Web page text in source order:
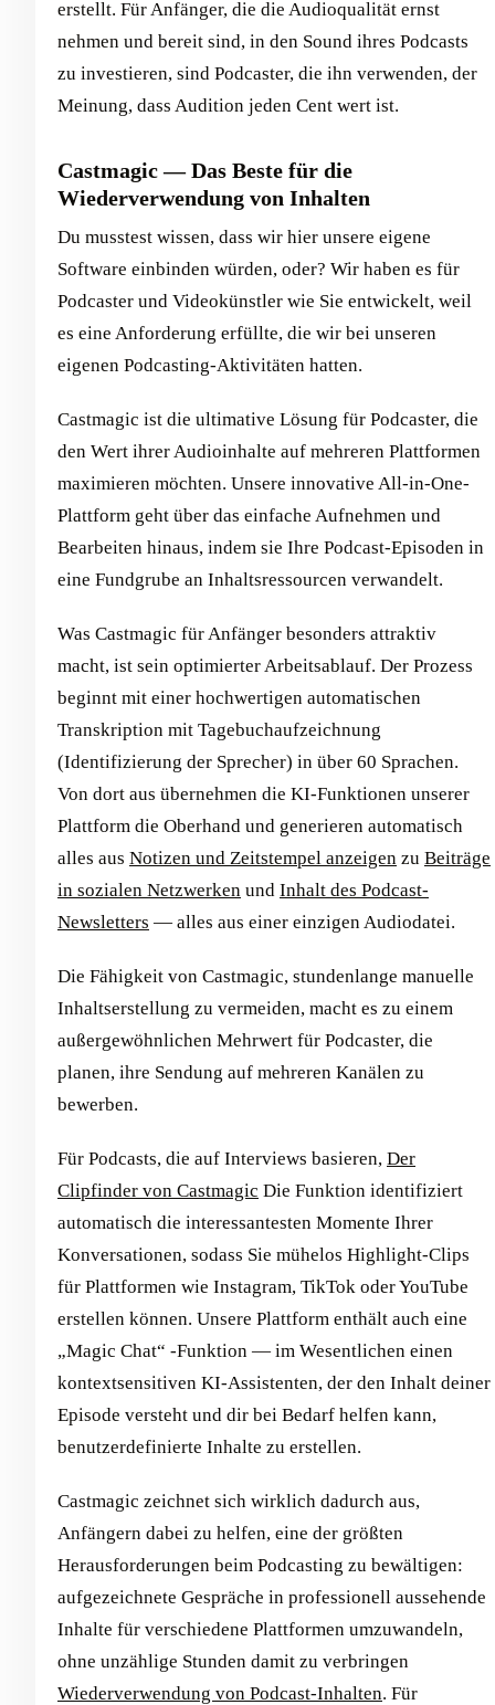
erstellt. Für Anfänger, die die Audioqualität ernst
nehmen und bereit sind, in den Sound ihres Podcasts
zu investieren, sind Podcaster, die ihn verwenden, der
Meinung, dass Audition jeden Cent wert ist.
Castmagic — Das Beste für die
Wiederverwendung von Inhalten
Du musstest wissen, dass wir hier unsere eigene
Software einbinden würden, oder? Wir haben es für
Podcaster und Videokünstler wie Sie entwickelt, weil
es eine Anforderung erfüllte, die wir bei unseren
eigenen Podcasting-Aktivitäten hatten.
Castmagic ist die ultimative Lösung für Podcaster, die
den Wert ihrer Audioinhalte auf mehreren Plattformen
maximieren möchten. Unsere innovative All-in-One-
Plattform geht über das einfache Aufnehmen und
Bearbeiten hinaus, indem sie Ihre Podcast-Episoden in
eine Fundgrube an Inhaltsressourcen verwandelt.
Was Castmagic für Anfänger besonders attraktiv
macht, ist sein optimierter Arbeitsablauf. Der Prozess
beginnt mit einer hochwertigen automatischen
Transkription mit Tagebuchaufzeichnung
(Identifizierung der Sprecher) in über 60 Sprachen.
Von dort aus übernehmen die KI-Funktionen unserer
Plattform die Oberhand und generieren automatisch
alles aus Notizen und Zeitstempel anzeigen zu Beiträge
in sozialen Netzwerken und Inhalt des Podcast-
Newsletters — alles aus einer einzigen Audiodatei.
Die Fähigkeit von Castmagic, stundenlange manuelle
Inhaltserstellung zu vermeiden, macht es zu einem
außergewöhnlichen Mehrwert für Podcaster, die
planen, ihre Sendung auf mehreren Kanälen zu
bewerben.
Für Podcasts, die auf Interviews basieren, Der
Clipfinder von Castmagic Die Funktion identifiziert
automatisch die interessantesten Momente Ihrer
Konversationen, sodass Sie mühelos Highlight-Clips
für Plattformen wie Instagram, TikTok oder YouTube
erstellen können. Unsere Plattform enthält auch eine
„Magic Chat“ -Funktion — im Wesentlichen einen
kontextsensitiven KI-Assistenten, der den Inhalt deiner
Episode versteht und dir bei Bedarf helfen kann,
benutzerdefinierte Inhalte zu erstellen.
Castmagic zeichnet sich wirklich dadurch aus,
Anfängern dabei zu helfen, eine der größten
Herausforderungen beim Podcasting zu bewältigen:
aufgezeichnete Gespräche in professionell aussehende
Inhalte für verschiedene Plattformen umzuwandeln,
ohne unzählige Stunden damit zu verbringen
Wiederverwendung von Podcast-Inhalten. Für